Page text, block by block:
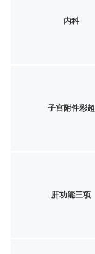
内科
子宫附件彩超
肝功能三项